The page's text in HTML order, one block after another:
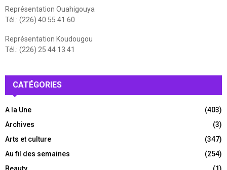
Représentation Ouahigouya
Tél.: (226) 40 55 41 60
Représentation Koudougou
Tél.: (226) 25 44 13 41
CATÉGORIES
A la Une
(403)
Archives
(3)
Arts et culture
(347)
Au fil des semaines
(254)